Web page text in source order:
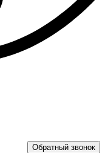
Обратный звонок